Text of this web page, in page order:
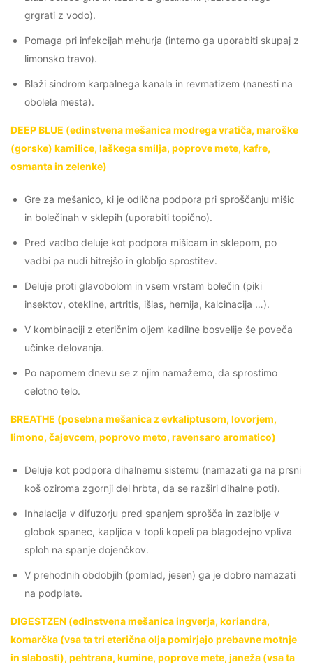
grgrati z vodo).
Pomaga pri infekcijah mehurja (interno ga uporabiti skupaj z
limonsko travo).
Blaži sindrom karpalnega kanala in revmatizem (nanesti na
obolela mesta).
DEEP BLUE (edinstvena mešanica modrega vratiča, maroške
(gorske) kamilice, laškega smilja, poprove mete, kafre,
osmanta in zelenke)
Gre za mešanico, ki je odlična podpora pri sproščanju mišic
in bolečinah v sklepih (uporabiti topično).
Pred vadbo deluje kot podpora mišicam in sklepom, po
vadbi pa nudi hitrejšo in globljo sprostitev.
Deluje proti glavobolom in vsem vrstam bolečin (piki
insektov, otekline, artritis, išias, hernija, kalcinacija …).
V kombinaciji z eteričnim oljem kadilne bosvelije še poveča
učinke delovanja.
Po napornem dnevu se z njim namažemo, da sprostimo
celotno telo.
BREATHE (posebna mešanica z evkaliptusom, lovorjem,
limono, čajevcem, poprovo meto, ravensaro aromatico)
Deluje kot podpora dihalnemu sistemu (namazati ga na prsni
koš oziroma zgornji del hrbta, da se razširi dihalne poti).
Inhalacija v difuzorju pred spanjem sprošča in zaziblje v
globok spanec, kapljica v topli kopeli pa blagodejno vpliva
sploh na spanje dojenčkov.
V prehodnih obdobjih (pomlad, jesen) ga je dobro namazati
na podplate.
DIGESTZEN (edinstvena mešanica ingverja, koriandra,
komarčka (vsa ta tri eterična olja pomirjajo prebavne motnje
in slabosti), pehtrana, kumine, poprove mete, janeža (vsa ta